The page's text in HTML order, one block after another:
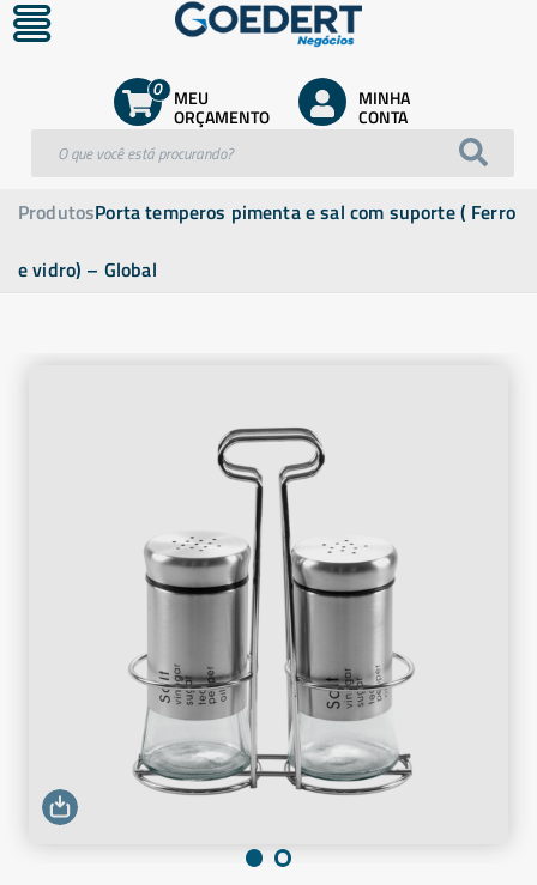
MEU
ORÇAMENTO
0 MINHA
CONTA
ProdutosPorta temperos pimenta e sal com suporte ( Ferro
e vidro) – Global